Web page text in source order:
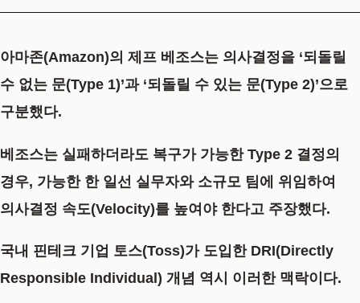
아마존(Amazon)의 제프 베조스는 의사결정을 ‘되돌릴
수 없는 문(Type 1)’과 ‘되돌릴 수 있는 문(Type 2)’으로
구분했다.
베조스는 실패하더라도 복구가 가능한 Type 2 결정의
경우, 가능한 한 일선 실무자와 소규모 팀에 위임하여
의사결정 속도(Velocity)를 높여야 한다고 주장했다.
국내 핀테크 기업 토스(Toss)가 도입한 DRI(Directly
Responsible Individual) 개념 역시 이러한 맥락이다.